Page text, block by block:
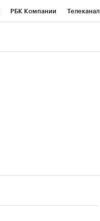
РБК Компании Телеканал